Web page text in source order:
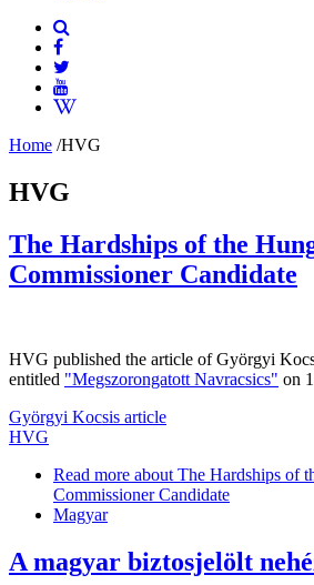
Home /HVG
HVG
The Hardships of the
Commissioner Candidate
HVG published the article of Györgyi
entitled "Megszorongatott Navracsics" on
Györgyi Kocsis article
HVG
Read more about The Hardships of
Commissioner Candidate
Magyar
A magyar biztosjelölt